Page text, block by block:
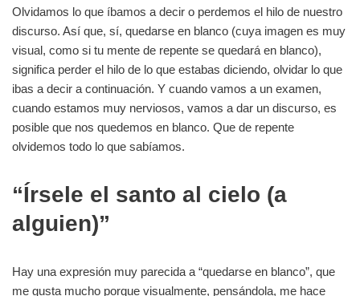
Olvidamos lo que íbamos a decir o perdemos el hilo de nuestro
discurso. Así que, sí, quedarse en blanco (cuya imagen es muy
visual, como si tu mente de repente se quedará en blanco),
significa perder el hilo de lo que estabas diciendo, olvidar lo que
ibas a decir a continuación. Y cuando vamos a un examen,
cuando estamos muy nerviosos, vamos a dar un discurso, es
posible que nos quedemos en blanco. Que de repente
olvidemos todo lo que sabíamos.
“Írsele el santo al cielo (a
alguien)”
Hay una expresión muy parecida a “quedarse en blanco”, que
me gusta mucho porque visualmente, pensándola, me hace